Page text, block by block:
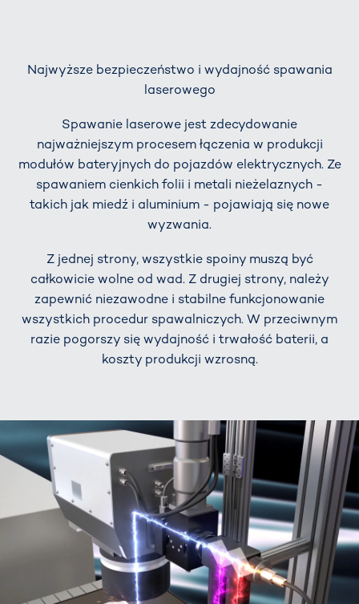
Najwyższe bezpieczeństwo i wydajność spawania
laserowego
Spawanie laserowe jest zdecydowanie
najważniejszym procesem łączenia w produkcji
modułów bateryjnych do pojazdów elektrycznych. Ze
spawaniem cienkich folii i metali nieżelaznych -
takich jak miedź i aluminium - pojawiają się nowe
wyzwania.
Z jednej strony, wszystkie spoiny muszą być
całkowicie wolne od wad. Z drugiej strony, należy
zapewnić niezawodne i stabilne funkcjonowanie
wszystkich procedur spawalniczych. W przeciwnym
razie pogorszy się wydajność i trwałość baterii, a
koszty produkcji wzrosną.